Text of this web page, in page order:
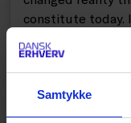
Samtykke
constitute today.
unsafe and
country sellers
mining consumer
traders. The
therefore